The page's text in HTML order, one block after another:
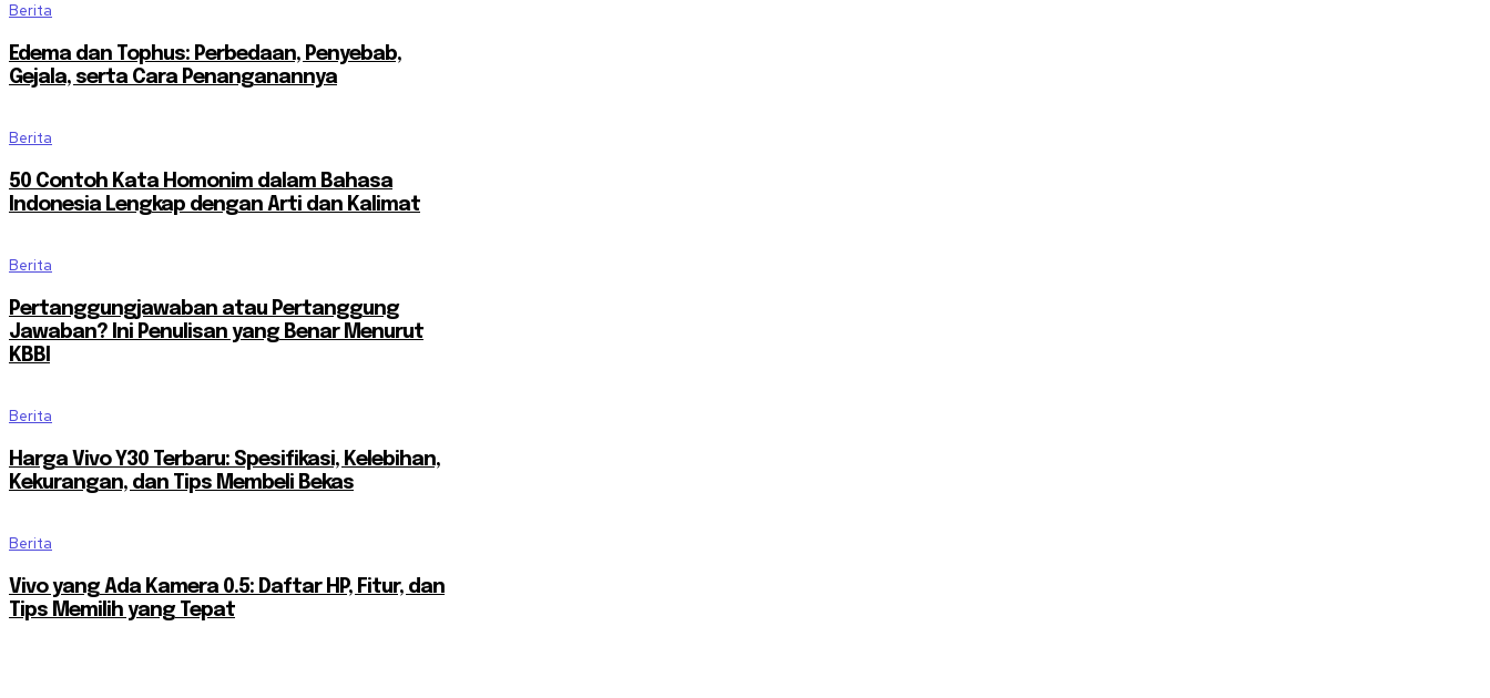
Berita
Edema dan Tophus: Perbedaan, Penyebab,
Gejala, serta Cara Penanganannya
Berita
50 Contoh Kata Homonim dalam Bahasa
Indonesia Lengkap dengan Arti dan Kalimat
Berita
Pertanggungjawaban atau Pertanggung
Jawaban? Ini Penulisan yang Benar Menurut
KBBI
Berita
Harga Vivo Y30 Terbaru: Spesifikasi, Kelebihan,
Kekurangan, dan Tips Membeli Bekas
Berita
Vivo yang Ada Kamera 0.5: Daftar HP, Fitur, dan
Tips Memilih yang Tepat